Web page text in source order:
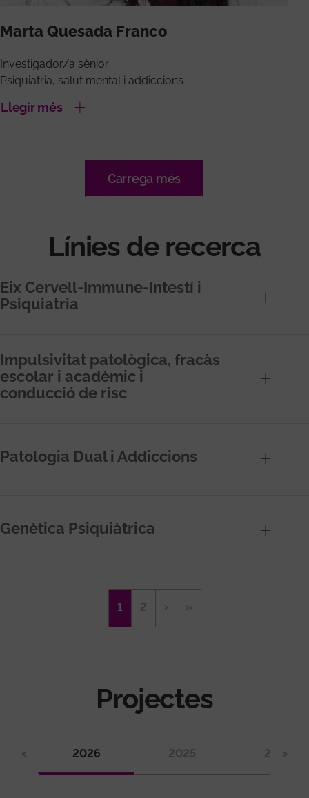
Marta Quesada Franco
Investigador/a sènior
Psiquiatria, salut mental i addiccions
Llegir més
Carrega més
Línies de recerca
Eix Cervell-Immune-Intestí i
Psiquiatria
Impulsivitat patològica, fracàs
escolar i acadèmic i
conducció de risc
Patologia Dual i Addiccions
Genètica Psiquiàtrica
Pàgina
actual
1 Page
2
Pàgina
següent
›
Última
pàgina
»
Projectes
< 2026 2025 2024
>